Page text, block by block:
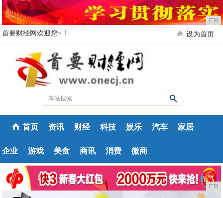
广告
首要财经网欢迎您~！ 设为首页
首页 资讯 财经 科技 娱乐 汽车 家居
企业 游戏 美食 商讯 消费 微商
广告